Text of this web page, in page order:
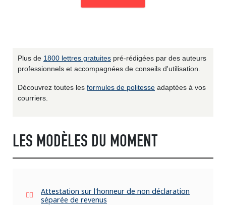
Plus de 1800 lettres gratuites pré-rédigées par des auteurs
professionnels et accompagnées de conseils d'utilisation.
Découvrez toutes les formules de politesse adaptées à vos
courriers.
LES MODÈLES DU MOMENT
Attestation sur l'honneur de non déclaration
séparée de revenus